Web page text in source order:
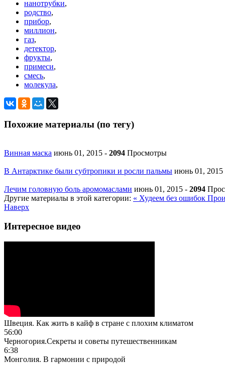
нанотрубки,
родство,
прибор,
миллион,
газ,
детектор,
фрукты,
примеси,
смесь,
молекула,
Похожие материалы (по тегу)
Винная маска июнь 01, 2015 - 2094 Просмотры
В Антарктике были субтропики и росли пальмы июнь 01, 2015
Лечим головную боль аромомаслами июнь 01, 2015 - 2094
Другие материалы в этой категории: « Худеем без ошибок
Наверх
Интересное видео
Швеция. Как жить в кайф в стране с плохим климатом
56:00
Черногория.Секреты и советы путешественникам
6:38
Монголия. В гармонии с природой